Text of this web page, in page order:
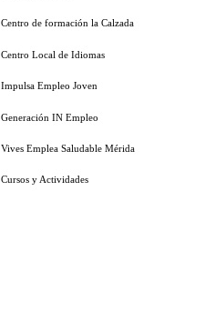
Centro de formación la Calzada
Centro Local de Idiomas
Impulsa Empleo Joven
Generación IN Empleo
Vives Emplea Saludable Mérida
Cursos y Actividades